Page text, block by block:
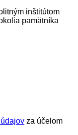
inštitútom
pamätníka
za účelom